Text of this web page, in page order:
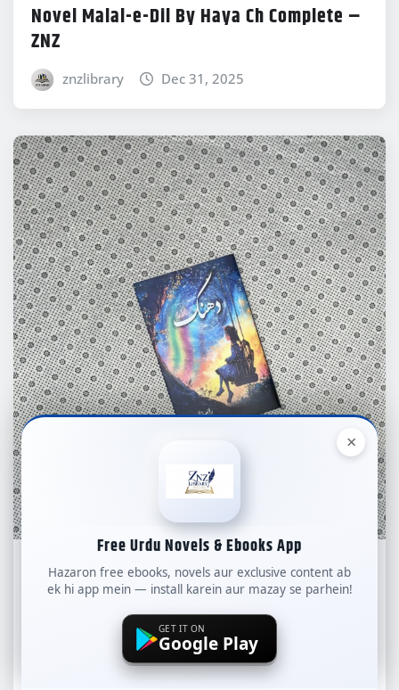
Novel Malal-e-Dil By Haya Ch Complete –
ZNZ
znzlibrary Dec 31, 2025
COMPLETE NOVELS
ROMANTIC COMPLETE NOVEL
SHORT NOVELS
Dhanak Novel By Rabia Khan Complete –
×
Free Urdu Novels & Ebooks App
Hazaron free ebooks, novels aur exclusive content ab
ek hi app mein — install karein aur mazay se parhein!
GET IT ON
Google Play